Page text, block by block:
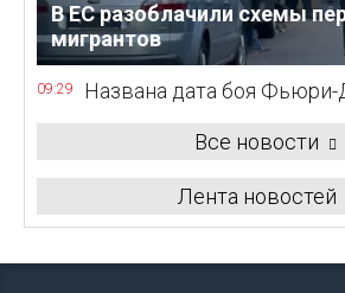
В ЕС разоблачили схемы
мигрантов
09:29 Названа дата боя
Все новости
Лента новостей